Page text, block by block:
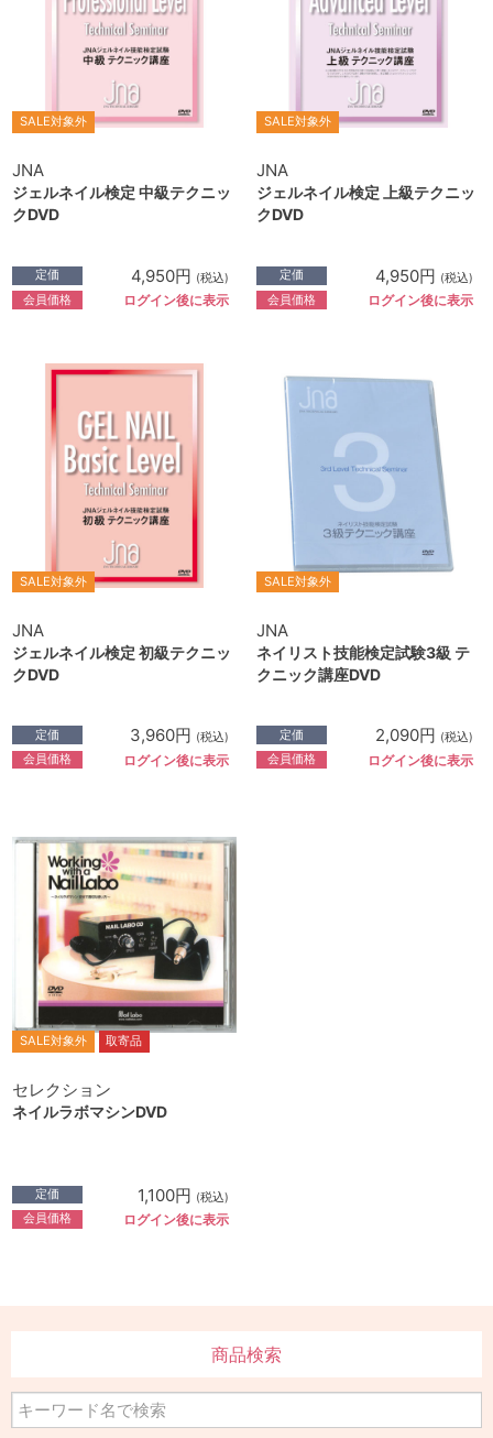
SALE対象外
JNA
ジェルネイル検定 中級テクニッ
クDVD
定価 4,950円 (税込)
会員価格 ログイン後に表示
SALE対象外
JNA
ジェルネイル検定 上級テクニッ
クDVD
定価 4,950円 (税込)
会員価格 ログイン後に表示
SALE対象外
JNA
ジェルネイル検定 初級テクニッ
クDVD
定価 3,960円 (税込)
会員価格 ログイン後に表示
SALE対象外
JNA
ネイリスト技能検定試験3級 テ
クニック講座DVD
定価 2,090円 (税込)
会員価格 ログイン後に表示
SALE対象外 取寄品
セレクション
ネイルラボマシンDVD
定価 1,100円 (税込)
会員価格 ログイン後に表示
商品検索